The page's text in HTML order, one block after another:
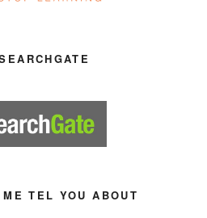
TEL YOU ABOUT